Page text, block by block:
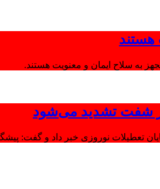
هستند
شفت تشدید می‌شود
نوروزی خبر داد و گفت: